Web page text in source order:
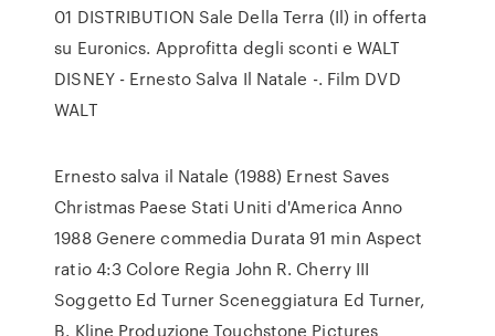
01 DISTRIBUTION Sale Della Terra (Il) in offerta
su Euronics. Approfitta degli sconti e WALT
DISNEY - Ernesto Salva Il Natale -. Film DVD
WALT
Ernesto salva il Natale (1988) Ernest Saves
Christmas Paese Stati Uniti d'America Anno
1988 Genere commedia Durata 91 min Aspect
ratio 4:3 Colore Regia John R. Cherry III
Soggetto Ed Turner Sceneggiatura Ed Turner,
B. Kline Produzione Touchstone Pictures